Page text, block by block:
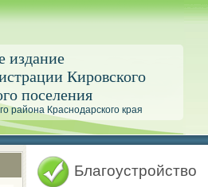
издание
Кировского
поселения
района Краснодарского края
Благоустройство